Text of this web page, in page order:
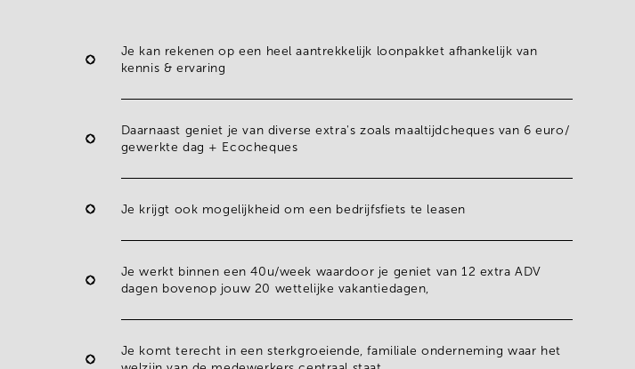
Je kan rekenen op een heel aantrekkelijk loonpakket afhankelijk van
kennis & ervaring
Daarnaast geniet je van diverse extra's zoals maaltijdcheques van 6 euro/
gewerkte dag + Ecocheques
Je krijgt ook mogelijkheid om een bedrijfsfiets te leasen
Je werkt binnen een 40u/week waardoor je geniet van 12 extra ADV
dagen bovenop jouw 20 wettelijke vakantiedagen,
Je komt terecht in eensterkgroeiende, familiale onderneming waar het